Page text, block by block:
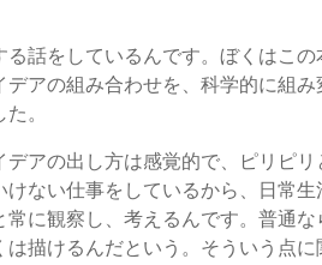
る話をしているんです。ぼくはこの
デアの組み合わせを、科学的に組み
。
デアの出し方は感覚的で、ピリピリ
けない仕事をしているから、日常生
常に観察し、考えるんです。普通
は描けるんだという。そういう点に